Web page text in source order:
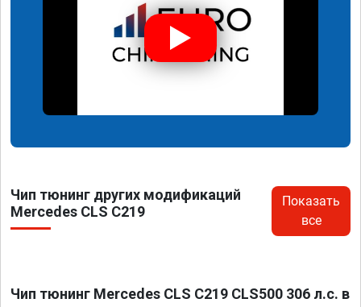
Чип тюнинг других модификаций
Mercedes CLS C219
Показать
все
Чип тюнинг Mercedes CLS C219 CLS500 306 л.с. в